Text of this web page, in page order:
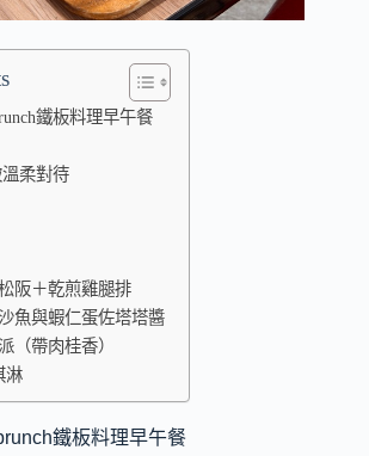
鐵板料理早午餐
柔對待
阪＋乾煎雞腿排
魚與蝦仁蛋佐塔塔醬
（帶肉桂香）
淋
鐵板料理早午餐